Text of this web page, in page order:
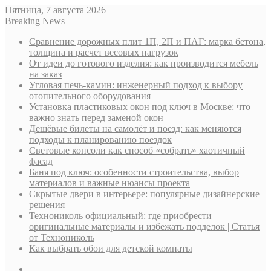
Пятница, 7 августа 2026
Breaking News
Сравнение дорожных плит 1П, 2П и ПАГ: марка бетона,
толщина и расчет весовых нагрузок
От идеи до готового изделия: как производится мебель
на заказ
Угловая печь-камин: инженерный подход к выбору
отопительного оборудования
Установка пластиковых окон под ключ в Москве: что
важно знать перед заменой окон
Дешёвые билеты на самолёт и поезд: как меняются
подходы к планированию поездок
Световые консоли как способ «собрать» хаотичный
фасад
Баня под ключ: особенности строительства, выбор
материалов и важные нюансы проекта
Скрытые двери в интерьере: популярные дизайнерские
решения
Технониколь официальный: где приобрести
оригинальные материалы и избежать подделок | Статья
от Технониколь
Как выбрать обои для детской комнаты